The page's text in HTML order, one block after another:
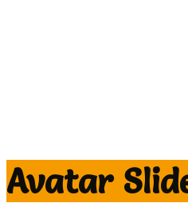
Avatar